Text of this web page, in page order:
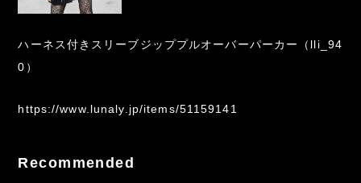
ハーネス付きスリーブジッププルオーバーパーカー（lli_94
0）
https://www.lunaly.jp/items/51159141
Recommended